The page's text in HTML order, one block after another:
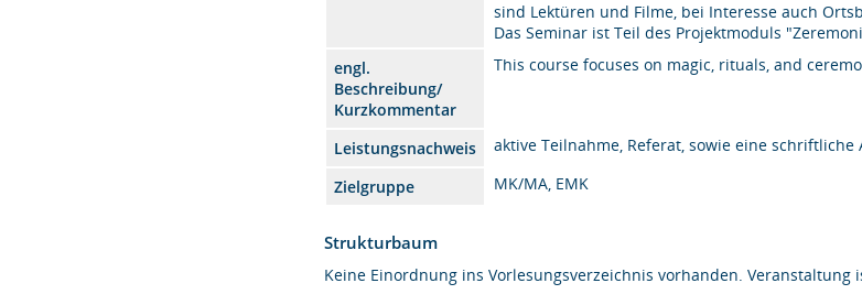
sind Lektüren und Filme, bei Interesse auch
Das Seminar ist Teil des Projektmoduls
engl.
Beschreibung/
Kurzkommentar
This course focuses on magic, rituals, and
Leistungsnachweis
aktive Teilnahme, Referat, sowie eine
Zielgruppe
MK/MA, EMK
Strukturbaum
Keine Einordnung ins Vorlesungsverzeichnis vorhanden. Veranstaltung